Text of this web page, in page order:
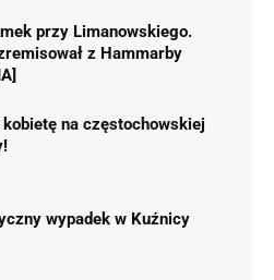
przy Limanowskiego.
z Hammarby
na częstochowskiej
wypadek w Kuźnicy